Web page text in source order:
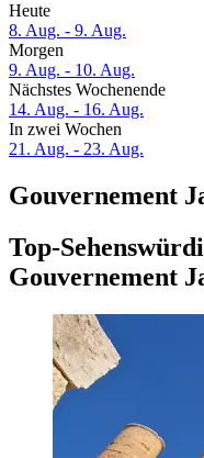
Heute
8. Aug. - 9. Aug.
Morgen
9. Aug. - 10. Aug.
Nächstes Wochenende
14. Aug. - 16. Aug.
In zwei Wochen
21. Aug. - 23. Aug.
Gouvernement
Top-
Gouvernement